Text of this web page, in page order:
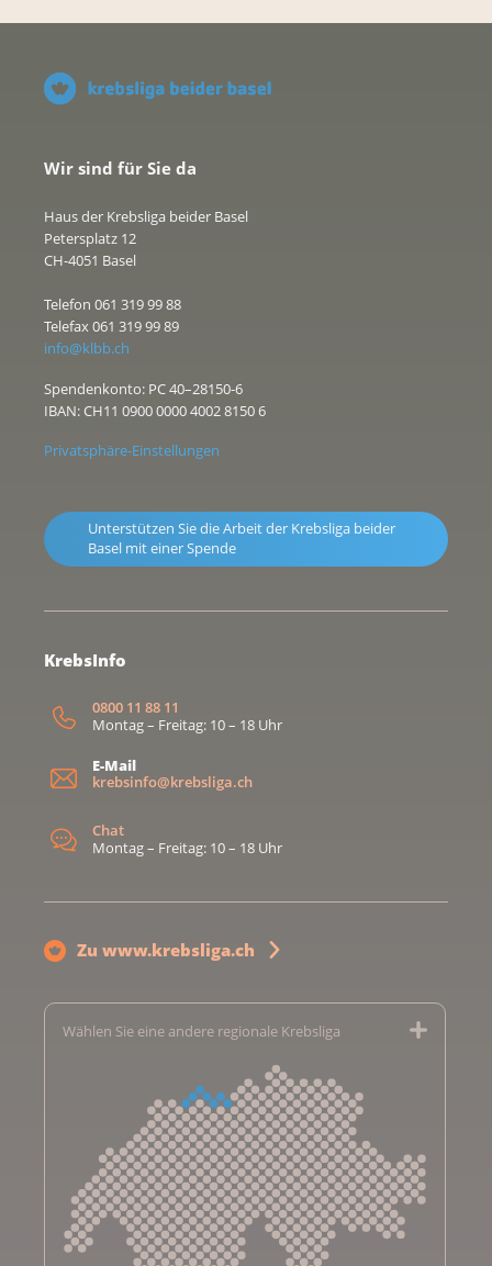
Wir sind für Sie da
Haus der Krebsliga beider Basel
Petersplatz 12
CH-4051 Basel
Telefon 061 319 99 88
Telefax 061 319 99 89
info@klbb.ch
Spendenkonto: PC 40–28150-6
IBAN: CH11 0900 0000 4002 8150 6
Privatsphäre-Einstellungen
Unterstützen Sie die Arbeit der Krebsliga beider
Basel mit einer Spende
KrebsInfo
0800 11 88 11
Montag – Freitag: 10 – 18 Uhr
E-Mail
krebsinfo@krebsliga.ch
Chat
Montag – Freitag: 10 – 18 Uhr
Zu www.krebsliga.ch
Wählen Sie eine andere regionale Krebsliga